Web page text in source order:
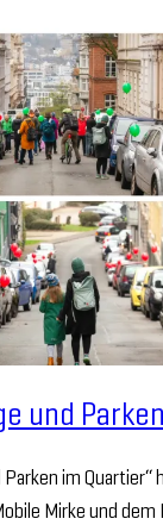
und
im
Mirke und